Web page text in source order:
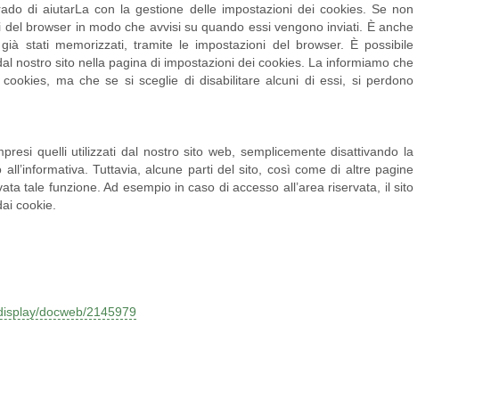
di aiutarLa con la gestione delle impostazioni dei cookies. Se non
browser in modo che avvisi su quando essi vengono inviati. È anche
stati memorizzati, tramite le impostazioni del browser. È possibile
nostro sito nella pagina di impostazioni dei cookies. La informiamo che
ma che se si sceglie di disabilitare alcuni di essi, si perdono
quelli utilizzati dal nostro sito web, semplicemente disattivando la
Tuttavia, alcune parti del sito, così come di altre pagine
tale funzione. Ad esempio in caso di accesso all’area riservata, il sito
cookie.
docweb/2145979